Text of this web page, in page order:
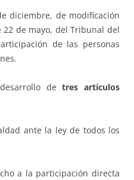
diciembre, de modificación
22 de mayo, del Tribunal del
de las personas
detres artículos
ante la ley de todos los
a la participación directa